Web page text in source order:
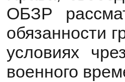
ОБЗР
обязанности
условиях
военного